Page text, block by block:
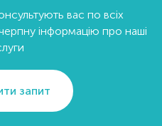
вас по всіх
інформацію про наші
запит